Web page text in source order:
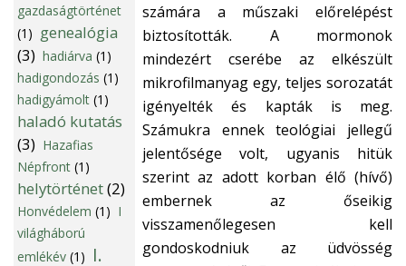
gazdaságtörténet
(1) genealógia
(3) hadiárva (1)
hadigondozás (1)
hadigyámolt (1)
haladó kutatás
(3) Hazafias
Népfront (1)
helytörténet(2)
Honvédelem (1) I
világháború
emlékév (1) I.
számára a műszaki előrelépést
biztosították. A mormonok
mindezért cserébe az elkészült
mikrofilmanyag egy, teljes sorozatát
igényelték és kapták is meg.
Számukra ennek teológiai jellegű
jelentősége volt, ugyanis hitük
szerint az adott korban élő (hívő)
embernek az őseikig
visszamenőlegesen kell
gondoskodniuk az üdvösség